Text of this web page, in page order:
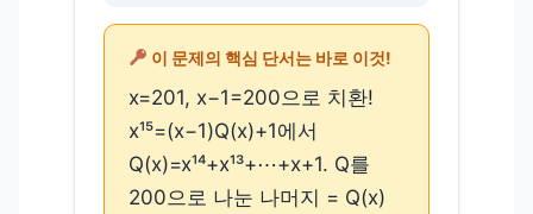
이 문제의 핵심 단서는 바로 이것!
x=201, x−1=200으로 치환!
x¹⁵=(x−1)Q(x)+1에서
Q(x)=x¹⁴+x¹³+⋯+x+1. Q를
200으로 나눈 나머지 = Q(x)